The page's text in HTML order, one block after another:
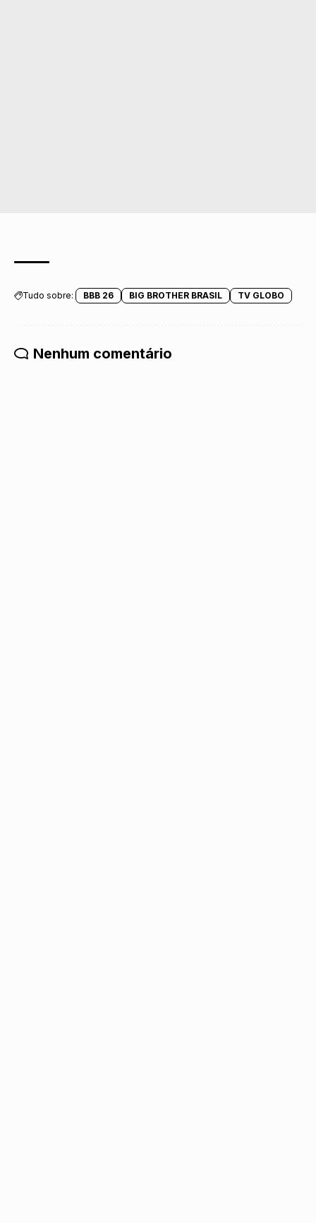
Tudo sobre: BBB 26 BIG BROTHER BRASIL TV GLOBO
Nenhum comentário